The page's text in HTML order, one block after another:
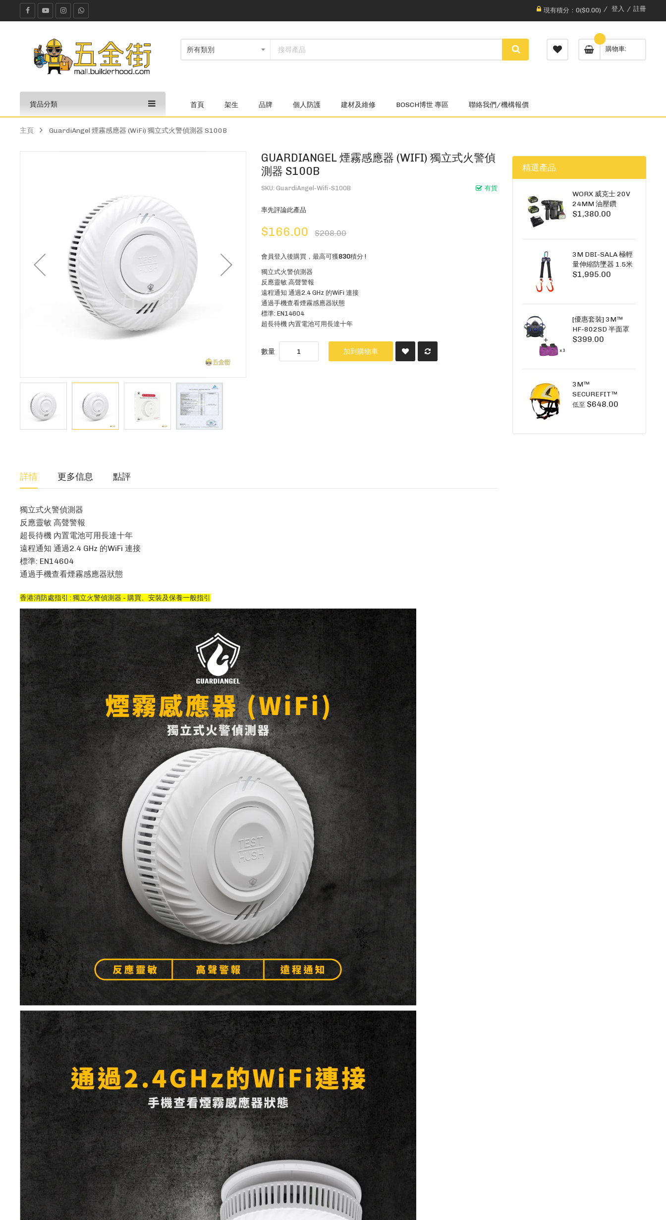
現有積分：0($0.00) 登入 註冊
購物車
貨品分類 首頁 架生 品牌 個人防護 建材及維修 BOSCH博世 專區 聯絡我們/機構報價
主頁 GuardiAngel 煙霧感應器 (WiFi) 獨立式火警偵測器 S100B
GUARDIANGEL 煙霧感應器 (WIFI) 獨立式火警偵
測器 S100B
有貨
SKU GuardiAngel-Wifi-S100B
率先評論此產品
$166.00 $208.00
會員登入後購買，最高可獲830積分 !
獨立式火警偵測器
反應靈敏 高聲警報
遠程通知 通過2.4 GHz 的WiFi 連接
通過手機查看煙霧感應器狀態
標準: EN14604
超長待機 內置電池可用長達十年
數量 加到購物車
詳情 更多信息 點評
獨立式火警偵測器
反應靈敏 高聲警報
超長待機 內置電池可用長達十年
遠程通知 通過2.4 GHz 的WiFi 連接
標準: EN14604
通過手機查看煙霧感應器狀態
香港消防處指引 : 獨立火警偵測器 - 購買、安裝及保養一般指引
精選產品
WORX 威克士 20V
24MM 油壓鑽
WU385.3（雙5A電
$1,380.00
3M DBI-SALA 極輕
量伸縮防墜器 1.5米
(雙鉤) 3101754
TWINS
$1,995.00
[優惠套裝] 3M™
HF-802SD 半面罩
式呼吸防護面具 +
SECURE CLICK HF-
系列
$399.00
3M™
SECUREFIT™
X5000系列 透氣安
低至 $648.00